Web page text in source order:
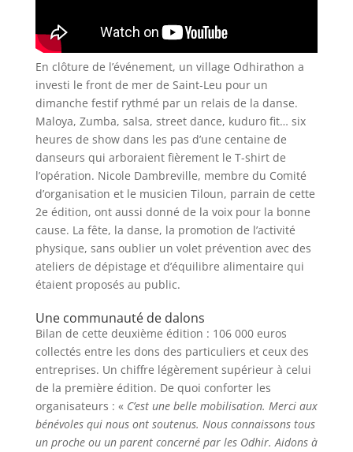
En clôture de l’événement, un village Odhirathon a
investi le front de mer de Saint-Leu pour un
dimanche festif rythmé par un relais de la danse.
Maloya, Zumba, salsa, street dance, kuduro fit… six
heures de show dans les pas d’une centaine de
danseurs qui arboraient fièrement le T-shirt de
l’opération. Nicole Dambreville, membre du Comité
d’organisation et le musicien Tiloun, parrain de cette
2e édition, ont aussi donné de la voix pour la bonne
cause. La fête, la danse, la promotion de l’activité
physique, sans oublier un volet prévention avec des
ateliers de dépistage et d’équilibre alimentaire qui
étaient proposés au public.
Une communauté de dalons
Bilan de cette deuxième édition : 106 000 euros
collectés entre les dons des particuliers et ceux des
entreprises. Un chiffre légèrement supérieur à celui
de la première édition. De quoi conforter les
organisateurs : « C’est une belle mobilisation. Merci aux
bénévoles qui nous ont soutenus. Nous connaissons tous
un proche ou un parent concerné par les Odhir. Aidons à